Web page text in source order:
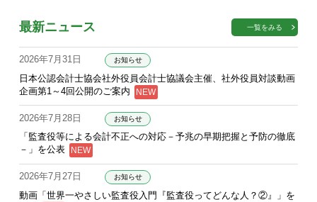
最新ニュース 一覧をみる
2026年7月31日 お知らせ
日本公認会計士協会社外役員会計士協議会主催、社外役員対談動画
企画第1～4回公開のご案内
2026年7月28日 お知らせ
「監査役等による会計不正への対応－予兆の早期把握と予防の徹底
－」を公表
2026年7月27日 お知らせ
動画「世界一やさしい監査役入門『監査役ってどんな人？②』」を